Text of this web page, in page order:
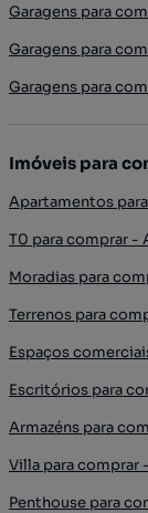
Garagens para
Garagens para
Garagens para
Imóveis para
Apartamentos
T0 para comprar -
Moradias para
Terrenos para
Espaços
Escritórios para
Armazéns para
Villa para comprar
Penthouse para